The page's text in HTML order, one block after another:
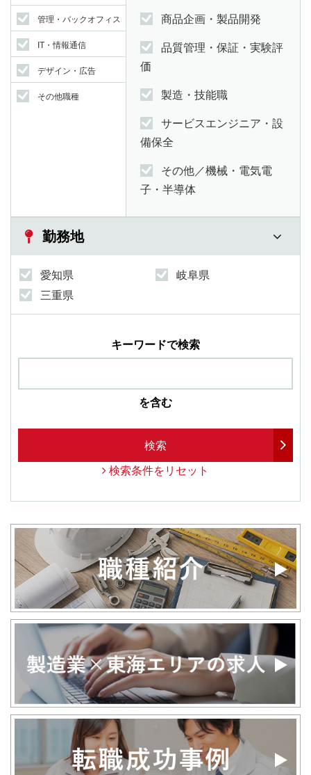
管理・バックオフィス
IT・情報通信
デザイン・広告
その他職種
商品企画・製品開発
品質管理・保証・実験評
価
製造・技能職
サービスエンジニア・設
備保全
その他／機械・電気電
子・半導体
勤務地
愛知県
岐阜県
三重県
キーワードで検索
を含む
検索
検索条件をリセット